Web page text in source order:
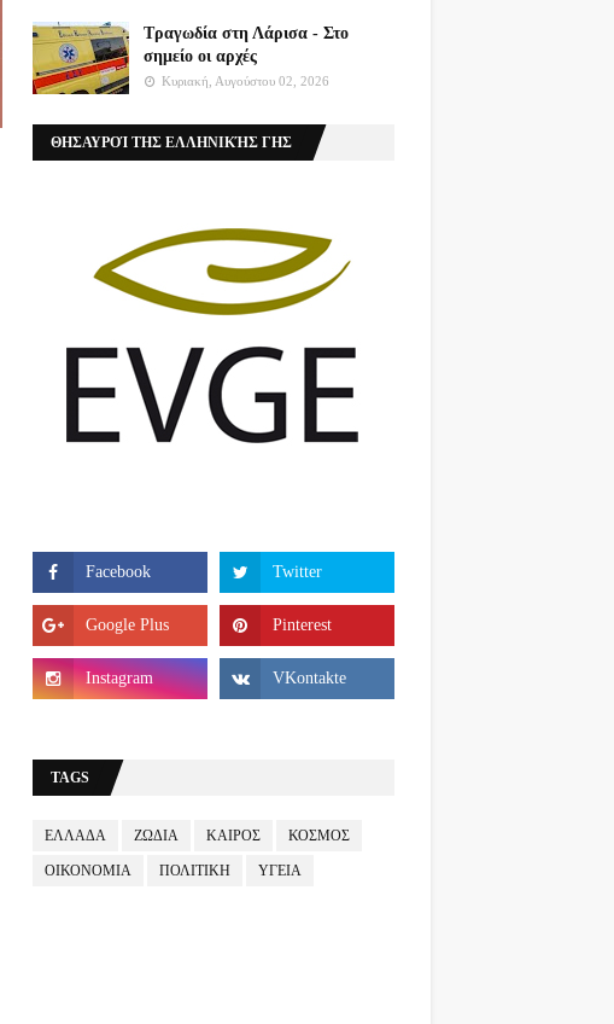
Τραγωδία στη Λάρισα - Στο
σημείο οι αρχές
Κυριακή, Αυγούστου 02, 2026
ΘΗΣΑΥΡΟΊ ΤΗΣ ΕΛΛΗΝΙΚΉΣ ΓΗΣ
TAGS
ΕΛΛΑΔΑ ΖΩΔΙΑ ΚΑΙΡΟΣ ΚΟΣΜΟΣ
ΟΙΚΟΝΟΜΙΑ ΠΟΛΙΤΙΚΗ ΥΓΕΙΑ